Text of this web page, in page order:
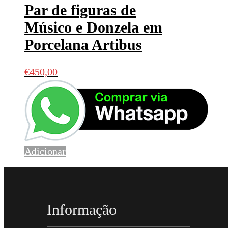
Par de figuras de
Músico e Donzela em
Porcelana Artibus
€450,00
Adicionar
Informação